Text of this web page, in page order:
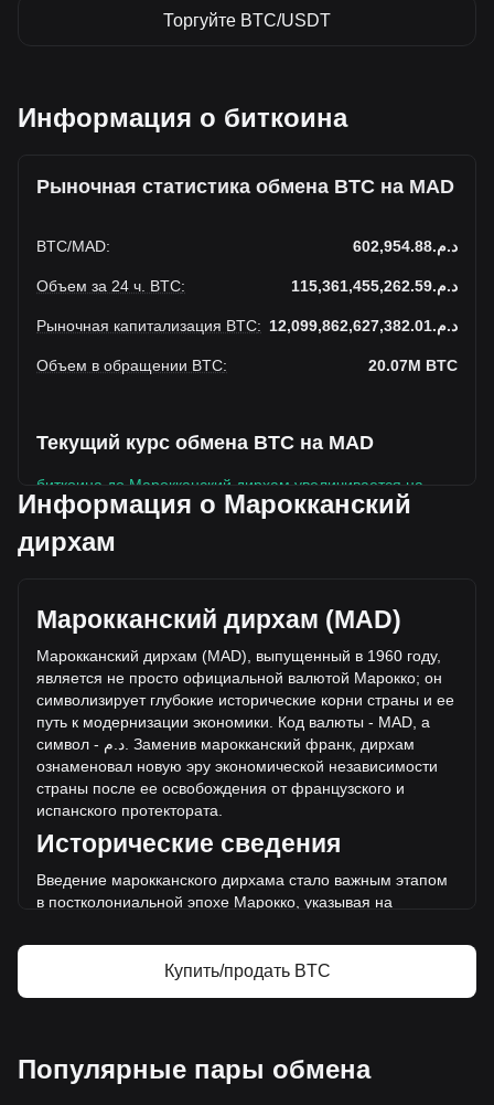
Торгуйте BTC/USDT
Информация о биткоина
Рыночная статистика обмена BTC на MAD
BTC/MAD: د.م.602,954.88
Объем за 24 ч. BTC: د.م.115,361,455,262.59
Рыночная капитализация BTC: د.م.12,099,862,627,382.01
Объем в обращении BTC: 20.07M BTC
Текущий курс обмена BTC на MAD
биткоина до Марокканский дирхам увеличивается на
этой неделе.
Текущая рыночная цена биткоина составляет
предложения биткоина د.م.12,099,862,627,382.01 MAD.
Объем торгов упал на биткоина% (د.م.-90,455,907,793.86
MAD) за последние 24 часа, а объем торгов -43.95
составил د.م.205,817,363,056.45 было продано за тот же
период.
Дополнительная информация о биткоина
на Bitget
Прогноз курса Bitcoin
Что такое Bitcoin (BTC)
биткоина — калькулятор прибыли
Информация о Марокканский
дирхам
Марокканский дирхам (MAD)
Марокканский дирхам (MAD), выпущенный в 1960 году,
является не просто официальной валютой Марокко; он
символизирует глубокие исторические корни страны и ее
путь к модернизации экономики. Код валюты - MAD, а
символ -
د م
. Заменив марокканский франк, дирхам
ознаменовал новую эру экономической независимости
страны после ее освобождения от французского и
испанского протектората.
Исторические сведения
Введение марокканского дирхама стало важным этапом
в постколониальной эпохе Марокко, указывая на
системы. Этот переход стал жизненно важным моментом
в формировании новой национальной идентичности и
Дизайн марокканского дирхама - это дань уважения
культурному и истори ческому наследию страны.
Купить/продать BTC
Популярные пары обмена